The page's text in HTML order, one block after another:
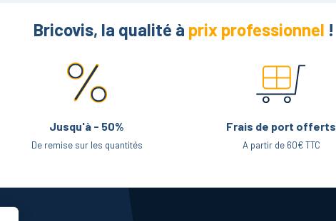
Bricovis, la qualité à prix professionnel !
Jusqu'à - 50%
De remise sur les quantités
Frais de port offerts
A partir de 60€ TTC